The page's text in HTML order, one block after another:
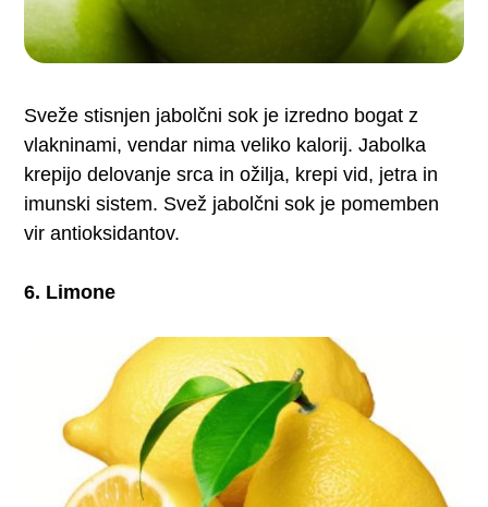
Sveže stisnjen jabolčni sok je izredno bogat z
vlakninami, vendar nima veliko kalorij. Jabolka
krepijo delovanje srca in ožilja, krepi vid, jetra in
imunski sistem. Svež jabolčni sok je pomemben
vir antioksidantov.
6. Limone